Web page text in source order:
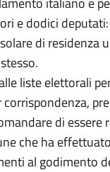
e dodici
di residenza
liste elettorali
di
che ha
al godimento